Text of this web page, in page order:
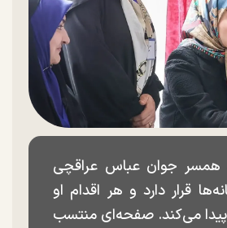
همسر جوان عباس عراقچی
قرار دارد و هر اقدام او
پیدا می‌کند. صفحه‌ای منتسب